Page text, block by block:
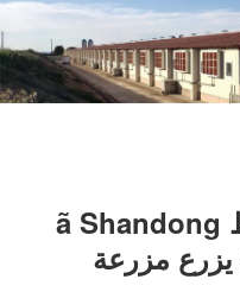
ã مشروع كامل الخط ã Shandong